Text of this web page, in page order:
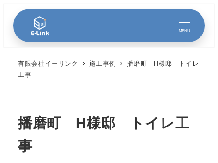
MENU
有限会社イーリンク 施工事例
播磨町 H様邸 トイレ
工事
播磨町 H様邸 トイレ工
事